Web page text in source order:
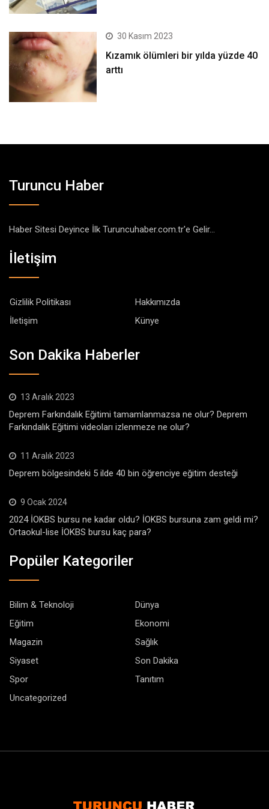
30 Kasım 2023
Kızamık ölümleri bir yılda yüzde 40
arttı
Turuncu Haber
Haber Sitesi Deyince İlk Turuncuhaber.com.tr'e Gelir...
İletişim
Gizlilik Politikası
Hakkımızda
İletişim
Künye
Son Dakika Haberler
13 Aralık 2023
Deprem Farkındalık Eğitimi tamamlanmazsa ne olur? Deprem
Farkındalık Eğitimi videoları izlenmeze ne olur?
11 Aralık 2023
Deprem bölgesindeki 5 ilde 40 bin öğrenciye eğitim desteği
9 Ocak 2024
2024 İOKBS bursu ne kadar oldu? İOKBS bursuna zam geldi mi?
Ortaokul-lise İOKBS bursu kaç para?
Popüler Kategoriler
Bilim & Teknoloji
Dünya
Eğitim
Ekonomi
Magazin
Sağlık
Siyaset
Son Dakika
Spor
Tanıtım
Uncategorized